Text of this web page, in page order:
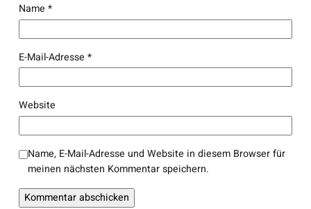
Name *
E-Mail-Adresse *
Website
Name, E-Mail-Adresse und Website in diesem Browser für
meinen nächsten Kommentar speichern.